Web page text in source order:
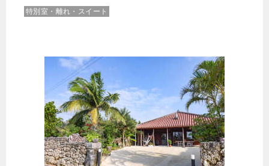
特別室・離れ・スイート